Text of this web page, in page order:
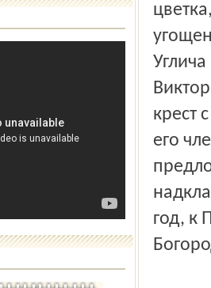
крест
его
год, к